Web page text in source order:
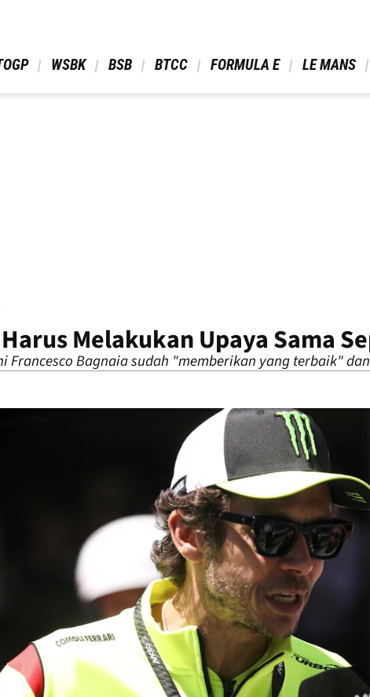
WSBK BSB BTCC FORMULA E LE MANS
Melakukan Upaya Sama
Francesco Bagnaia sudah "memberikan yang terbaik"